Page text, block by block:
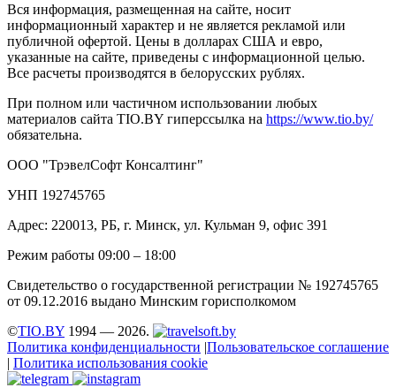
Вся информация, размещенная на сайте, носит
информационный характер и не является рекламой или
публичной офертой. Цены в долларах США и евро,
указанные на сайте, приведены с информационной целью.
Все расчеты производятся в белорусских рублях.
При полном или частичном использовании любых
материалов сайта TIO.BY гиперссылка на https://www.tio.by/
обязательна.
ООО "ТрэвелСофт Консалтинг"
УНП 192745765
Адрес: 220013, РБ, г. Минск, ул. Кульман 9, офис 391
Режим работы 09:00 – 18:00
Свидетельство о государственной регистрации № 192745765
от 09.12.2016 выдано Минским горисполкомом
©TIO.BY 1994 — 2026.
Политика конфиденциальности |Пользовательское соглашение
| Политика использования cookie